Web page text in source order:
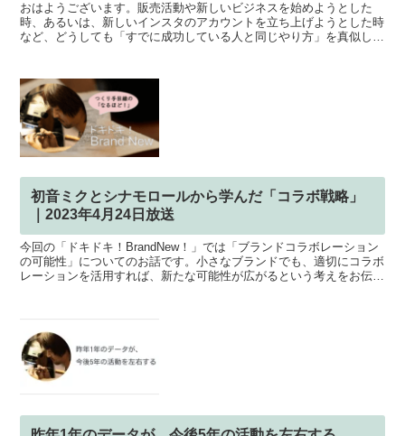
おはようございます。販売活動や新しいビジネスを始めようとした
時、あるいは、新しいインスタのアカウントを立ち上げようとした時
など、どうしても「すでに成功している人と同じやり方」を真似した
初音ミクとシナモロールから学んだ「コラボ戦略」
｜2023年4月24日放送
今回の「ドキドキ！BrandNew！」では「ブランドコラボレーション
の可能性」についてのお話です。小さなブランドでも、適切にコラボ
レーションを活用すれば、新たな可能性が広がるという考えをお伝え